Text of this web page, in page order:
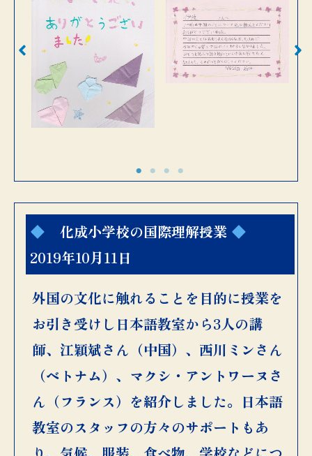
化成小学校の国際理解授業
2019年10月11日
外国の文化に触れることを目的に授業を
お引き受けし日本語教室から3人の講
師、江穎斌さん（中国）、西川ミンさん
（ベトナム）、マクシ・アントワーヌさ
ん（フランス）を紹介しました。日本語
教室のスタッフの方々のサポートもあ